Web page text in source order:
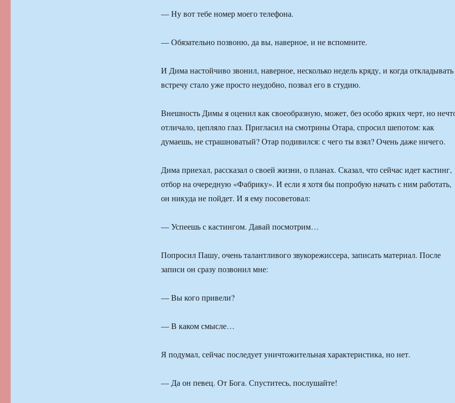
— Ну вот тебе номер моего телефона.
— Обязательно позвоню, да вы, наверное, и не вспомните.
И Дима настойчиво звонил, наверное, несколько недель кряду, и когда откладывать
встречу стало уже просто неудобно, позвал его в студию.
Внешность Димы я оценил как своеобразную, может, без особо ярких черт, но
отличало, цепляло глаз. Пригласил на смотрины Отара, спросил шепотом: как
думаешь, не страшноватый? Отар подивился: с чего ты взял? Очень даже ничего.
Дима приехал, рассказал о своей жизни, о планах. Сказал, что сейчас идет кастинг,
отбор на очередную «Фабрику». И если я хотя бы попробую начать с ним работать,
он никуда не пойдет. И я ему посоветовал:
— Успеешь с кастингом. Давай посмотрим…
Попросил Пашу, очень талантливого звукорежиссера, записать материал. После
записи он сразу позвонил мне:
— Вы кого привели?
— В каком смысле…
Я подумал, сейчас последует уничтожительная характеристика, но нет.
— Да он певец. От Бога. Спуститесь, послушайте!